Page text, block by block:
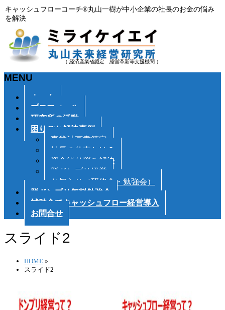
キャッシュフローコーチ®丸山一樹が中小企業の社長のお金の悩み
を解決
（ 経済産業省認定 経営革新等支援機関 ）
MENU
ホーム
プロフィール
研究所の活動
困りごと解決事例
事業計画書策定
社長の仕事とは？
資金繰り悩み解決
脱ドンブリ経営
お知らせ（研修会・勉強会）
脱ドンブリ無料勉強会
補助金でキャッシュフロー経営導入
お問合せ
スライド2
HOME »
スライド2